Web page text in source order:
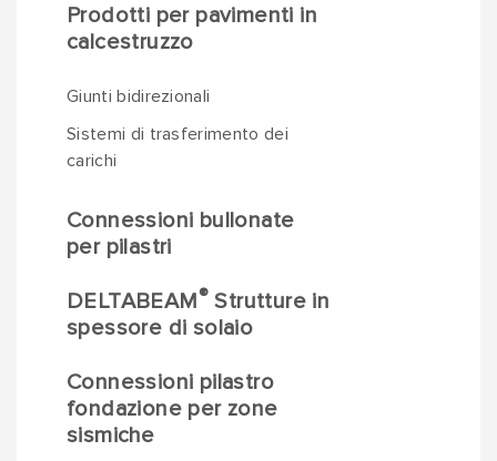
Prodotti per pavimenti in
calcestruzzo
Giunti bidirezionali
Sistemi di trasferimento dei
carichi
Connessioni bullonate
per pilastri
DELTABEAM® Strutture in
spessore di solaio
Connessioni pilastro
fondazione per zone
sismiche